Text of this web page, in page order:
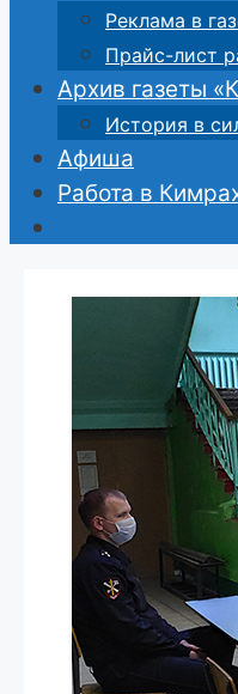
Реклама в
Прайс-лист
Архив газеты
История в
Афиша
Работа в